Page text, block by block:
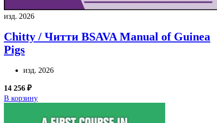
изд. 2026
Chitty / Читти BSAVA Manual of Guinea
Pigs
изд. 2026
14 256 ₽
В корзину